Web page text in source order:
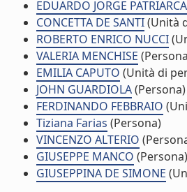
EDUARDO JORGE PATRIARCA
CONCETTA DE SANTI(Unità
ROBERTO ENRICO NUCCI
VALERIA MENCHISE
EMILIA CAPUTO (Unità di
JOHN GUARDIOLA(Persona)
FERDINANDO FEBBRAIO
Tiziana Farias (Persona)
VINCENZO ALTERIO
GIUSEPPE MANCO (Persona)
GIUSEPPINA DE SIMONE